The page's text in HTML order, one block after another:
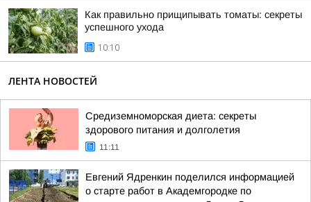
Как правильно прищипывать томаты: секреты
успешного ухода
10:10
ЛЕНТА НОВОСТЕЙ
Средиземноморская диета: секреты
здорового питания и долголетия
11:11
Евгений Ядренкин поделился информацией
о старте работ в Академгородке по